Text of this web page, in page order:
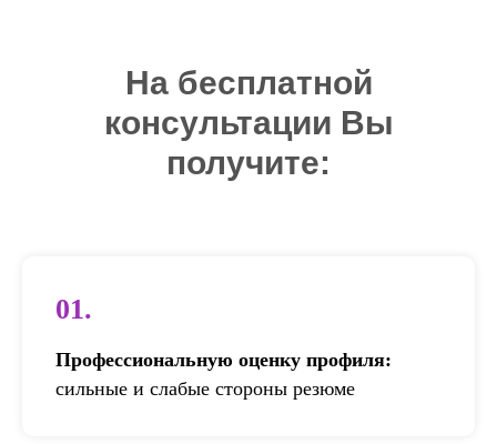
На бесплатной
консультации Вы
получите:
01.
Профессиональную оценку профиля:
сильные и слабые стороны резюме